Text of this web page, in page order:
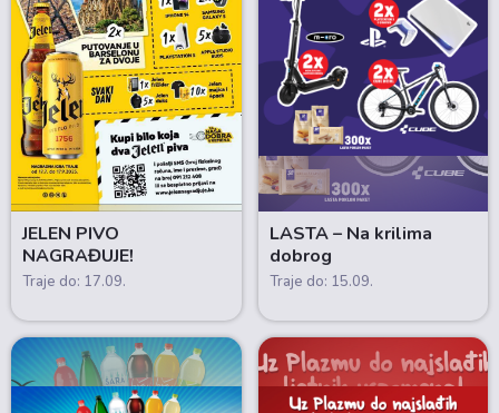
JELEN PIVO
NAGRAĐUJE!
Traje do: 17.09.
LASTA – Na krilima
dobrog
Traje do: 15.09.